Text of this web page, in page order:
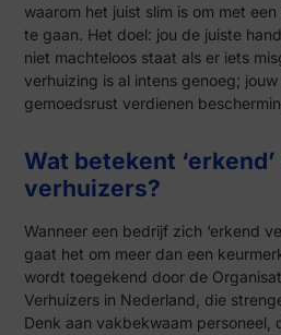
waarom het juist slim is om met
te gaan. Het doel: jou de juiste
niet machteloos staat als er iets
verhuizing is al intens genoeg;
gemoedsrust verdienen
Wat betekent
verhuizers?
Wanneer een bedrijf zich ‘erkend
gaat het om meer dan een
wordt toegekend door de
Verhuizers in Nederland, die
Denk aan vakbekwaam personeel,